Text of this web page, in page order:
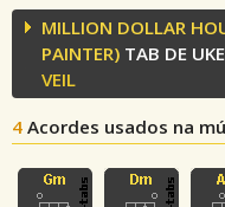
MILLION DOLLAR
PAINTER) TAB DE
VEIL
4 Acordes usados na